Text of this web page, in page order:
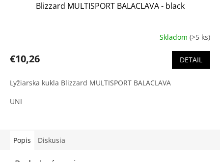
Blizzard MULTISPORT BALACLAVA - black
Skladom (>5 ks)
€10,26 DETAIL
Lyžiarska kukla Blizzard MULTISPORT BALACLAVA
UNI
Popis Diskusia